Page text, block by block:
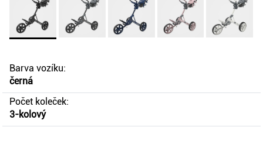
Barva vozíku:
černá
Počet koleček:
3-kolový